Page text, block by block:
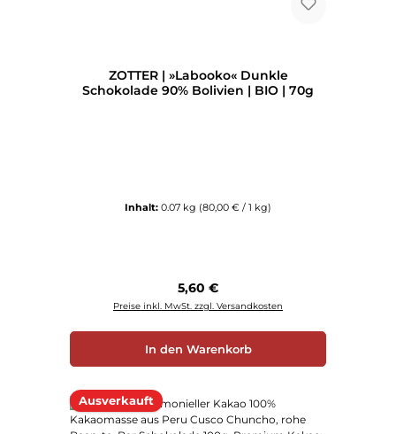
ZOTTER | »Labooko« Dunkle
Schokolade 90% Bolivien | BIO | 70g
Inhalt: 0.07 kg (80,00 € / 1 kg)
Regulärer Preis:
5,60 €
Preise inkl. MwSt. zzgl. Versandkosten
In den Warenkorb
Ausverkauft